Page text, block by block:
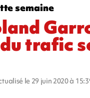
semaine
trafic
le 29 juin 2020 à